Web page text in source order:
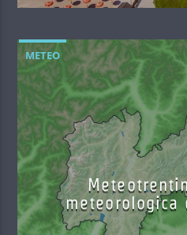
METEO
meteorologica